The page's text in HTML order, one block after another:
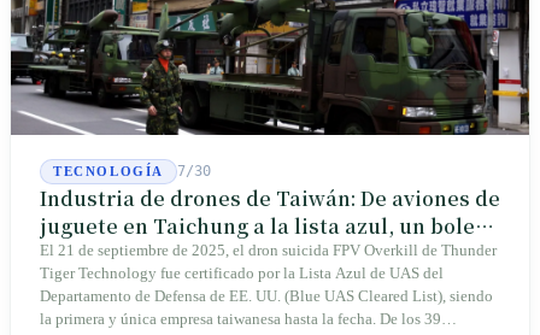
TECNOLOGÍA 7/30
Industria de drones de Taiwán: De aviones de
juguete en Taichung a la lista azul, un boleto
de entrada para Thunder Tiger
El 21 de septiembre de 2025, el dron suicida FPV Overkill de Thunder
Tiger Technology fue certificado por la Lista Azul de UAS del
Departamento de Defensa de EE. UU. (Blue UAS Cleared List), siendo
la primera y única empresa taiwanesa hasta la fecha. De los 39